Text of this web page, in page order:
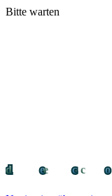
Bitte warten